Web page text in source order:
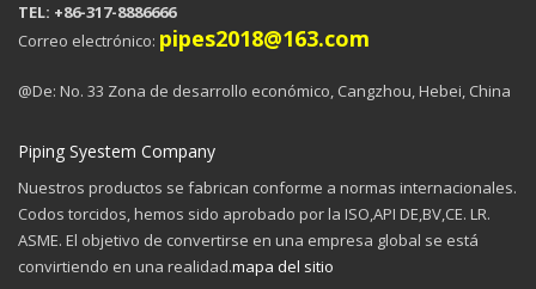
TEL: +86-317-8886666
Correo electrónico: pipes2018@163.com
@De: No. 33 Zona de desarrollo económico, Cangzhou, Hebei, China
Piping Syestem Company
Nuestros productos se fabrican conforme a normas internacionales.
Codos torcidos, hemos sido aprobado por la ISO,API DE,BV,CE. LR.
ASME. El objetivo de convertirse en una empresa global se está
convirtiendo en una realidad.mapa del sitio